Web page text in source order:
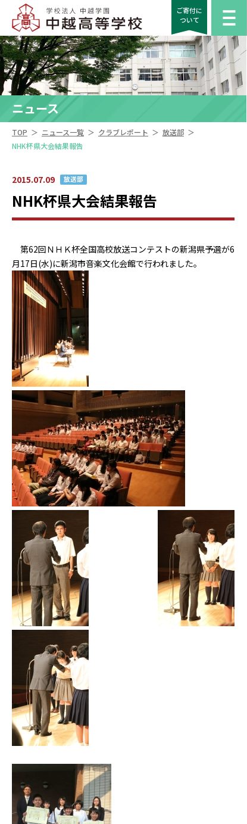
ご寄付に
ついて
ニュース
TOP ＞ ニュース一覧 ＞ クラブレポート ＞ 放送部 ＞
NHK杯県大会結果報告
2015.07.09 放送部
NHK杯県大会結果報告
第62回ＮＨＫ杯全国高校放送コンテストの新潟県予選が6
月17日(水)に新潟市音楽文化会館で行われました。